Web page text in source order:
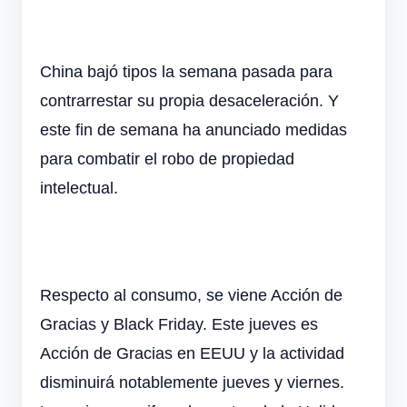
China bajó tipos la semana pasada para
contrarrestar su propia desaceleración. Y
este fin de semana ha anunciado medidas
para combatir el robo de propiedad
intelectual.
Respecto al consumo, se viene Acción de
Gracias y Black Friday. Este jueves es
Acción de Gracias en EEUU y la actividad
disminuirá notablemente jueves y viernes.